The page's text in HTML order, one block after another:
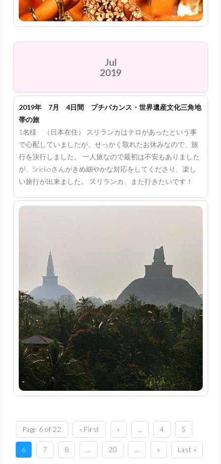
Jul
2019
2019年 7月 4日間 プチバカンス・世界遺産文化三角地
帯の旅
1名様 （日本在住） スリランカはテロがあったという事
で心配していましたが、せっかく取れたお休みなので、旅
行を決行しました。 一人旅なので最初は不安もありました
が、Sriekoさんがきめ細やかな対応をしてくださり、楽し
い旅行が出来ました。 スリランカ、また行きたいです！
Page 6 of 22 « First « ... 4 5
6 7 8 ... 20 ... » Last »